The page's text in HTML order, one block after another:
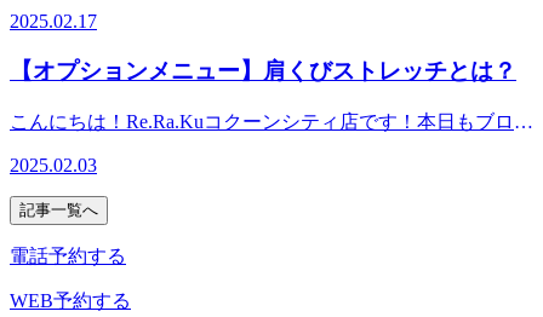
よりお待ちしております！★5月13日（火）ご予約可能時間
★ 今すぐ OK！ （11時時点）☆★ペアでご案内可能時
間★☆ 13：00～ OK！ （11時時点）ご不明な点や、コ
ース、時間相談などありましたらお電話下さい。
▽▽▽▽▽▽▽▽▽▽▽▽▽▽▽▽▽▽▽▽▽【住所】 埼
玉県さいたま市大宮区吉敷町4-263-1コクーンシティ コクー
新都心」駅より徒歩5分コクーン2の3階フードコート横に当
ざいません！！）
都心＿コクーンシティ＿大宮＿北浦和＿マッサージ#さいた
通常コースも引き落とし時に10％OFFとなりますので是非お
でない方は、当日発行も可能のようですので是非コクーンシ
ャンペーンは4月22日（火）までの5日間限定になりますの
期間：4/18(金)～
4/22(火)▽▽▽▽▽▽▽▽▽▽▽▽▽▽▽▽▽▽▽▽▽【住
所】 埼玉県さいたま市大宮区吉敷町4-263-1コクーンシテ
ィ コクーン2 3F【電話】: 048-788-1120【アクセス】JR各線
ート横に当店がございます（さいたま新都心駅近くの2Ｆの
ってしまってます。そんなお疲れの皆さま、もしくはスッキ
メンテナンスをしていきましょう！自分を労わるお時間をぜ
ひ作ってくださいね！それでは、スタッフ一同、皆さまのご
利用を心よりお待ちしております！★3月16日（日）ご予約
能時間★☆ 18：00～OK！（14時時点）ご不明な点や、コ
▽▽▽▽▽▽▽▽▽▽▽▽▽▽▽▽▽▽▽▽▽【住所】 埼
ン2 3F【電話】: 048-788-1120【アクセス】JR各線「さいたま
新都心」駅より徒歩5分コクーン2の3階フードコート横に当
トルにありますように、2/20（木）はコクーンシティの休館
日でございます。それに伴い、当店もお休みいたします。ご
注意くださいますようお願い申し上げます。 2/20(木)はお休
日は暖かいですが、どうやら明日以降まだしばらく寒い日が
続くようです。本当に体調を崩してしまいますよね……ぜひ
お身体のメンテナンスをして、活力に満ちた状態で春を迎え
ていただきたいです！それでは、みなさんのご来店、心より
お待ちしております！★2月17日（月）ご予約可能時間★
今すぐ OK！☆★ペアでご案内可能時間★☆ 16：30～
電話下さい。
2025.02.17
【オプションメニュー】肩くびストレッチとは？
こんにちは！Re.Ra.Kuコクーンシティ店です！本日もブログ
報でしたが雨になって良かったですね・・！でもまだまだ寒
い2月になりそうですね(´;ω;｀)本日はRe.Ra.Kuがおすすめす
るオプションメニュー【肩くびストレッチ】のご紹介です
♪ 【肩くびストレッチ】とは、肩と首に特化したリラク独自
アではなかなかアプローチがかかりにくい肩や首につながる
2025.02.03
記事一覧へ
電話予約する
WEB予約する